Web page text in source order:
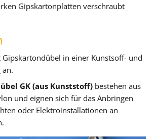
Gipskartonplatten verschraubt
Gipskartondübel in einer Kunstsoff- und
an.
GK (aus Kunststoff) bestehen aus
und eignen sich für das Anbringen
oder Elektroinstallationen an